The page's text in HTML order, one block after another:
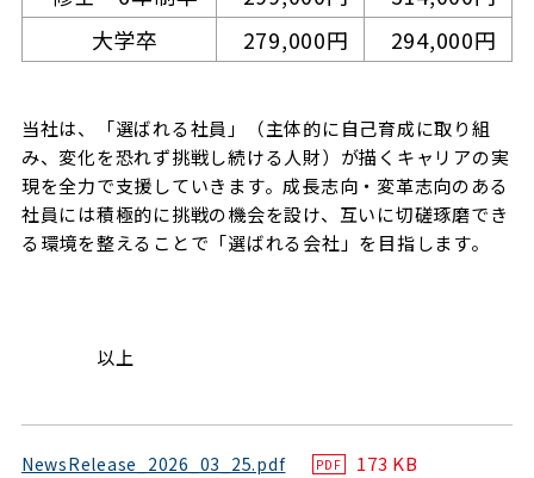
大学卒
279,000円 294,000円
当社は、「選ばれる社員」（主体的に自己育成に取り組
み、変化を恐れず挑戦し続ける人財）が描くキャリアの実
現を全力で支援していきます。成長志向・変革志向のある
社員には積極的に挑戦の機会を設け、互いに切磋琢磨でき
る環境を整えることで「選ばれる会社」を目指します。
以上
NewsRelease_2026_03_25.pdf PDF 173 KB